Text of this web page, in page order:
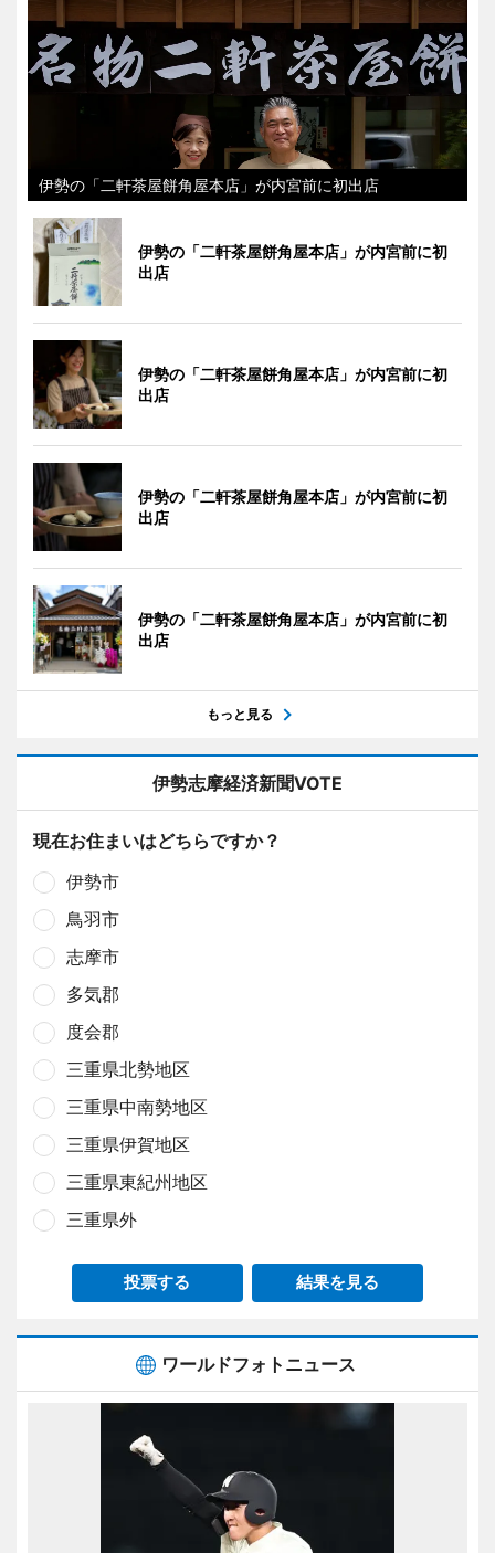
伊勢の「二軒茶屋餅角屋本店」が内宮前に初出店
伊勢の「二軒茶屋餅角屋本店」が内宮前に初
出店
伊勢の「二軒茶屋餅角屋本店」が内宮前に初
出店
伊勢の「二軒茶屋餅角屋本店」が内宮前に初
出店
伊勢の「二軒茶屋餅角屋本店」が内宮前に初
出店
もっと見る
伊勢志摩経済新聞VOTE
現在お住まいはどちらですか？
伊勢市
鳥羽市
志摩市
多気郡
度会郡
三重県北勢地区
三重県中南勢地区
三重県伊賀地区
三重県東紀州地区
三重県外
投票する 結果を見る
ワールドフォトニュース